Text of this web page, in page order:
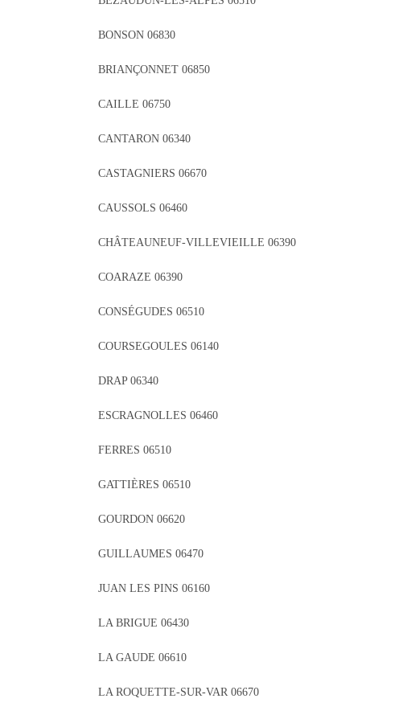
BONSON 06830
BRIANÇONNET 06850
CAILLE 06750
CANTARON 06340
CASTAGNIERS 06670
CAUSSOLS 06460
CHÂTEAUNEUF-VILLEVIEILLE 06390
COARAZE 06390
CONSÉGUDES 06510
COURSEGOULES 06140
DRAP 06340
ESCRAGNOLLES 06460
FERRES 06510
GATTIÈRES 06510
GOURDON 06620
GUILLAUMES 06470
JUAN LES PINS 06160
LA BRIGUE 06430
LA GAUDE 06610
LA ROQUETTE-SUR-VAR 06670